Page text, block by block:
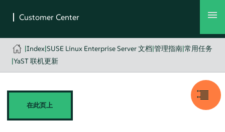
|Index|SUSE Linux Enterprise Server 文档|管理指南|常用任务
|YaST 联机更新
在此页上